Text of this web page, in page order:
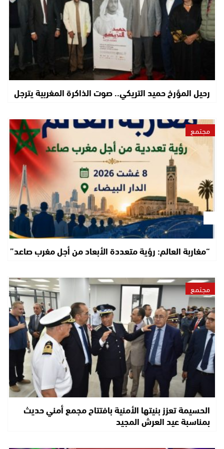
رحيل المؤرخ حميد التريكي.. صوت الذاكرة المغربية يترجل
مجتمع
“مغاربة العالم: رؤية متعددة الأبعاد من أجل مغرب صاعد”
مجتمع
الحسيمة تعزز بنيتها الأمنية بافتتاح مجمع أمني حديث
بمناسبة عيد العرش المجيد